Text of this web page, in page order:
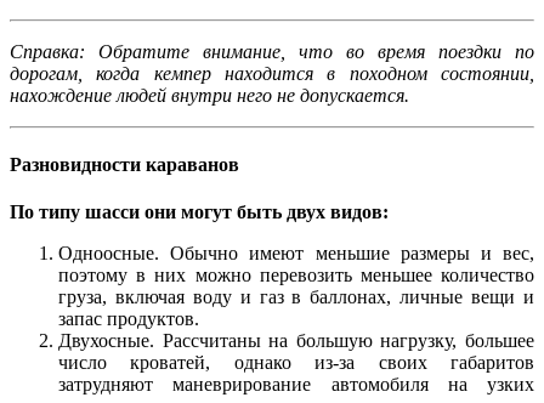
Справка: Обратите внимание, что во время поездки по
дорогам, когда кемпер находится в походном состоянии,
нахождение людей внутри него не допускается.
Разновидности караванов
По типу шасси они могут быть двух видов:
Одноосные. Обычно имеют меньшие размеры и вес,
поэтому в них можно перевозить меньшее количество
груза, включая воду и газ в баллонах, личные вещи и
запас продуктов.
Двухосные. Рассчитаны на большую нагрузку, большее
число кроватей, однако из-за своих габаритов
затрудняют маневрирование автомобиля на узких